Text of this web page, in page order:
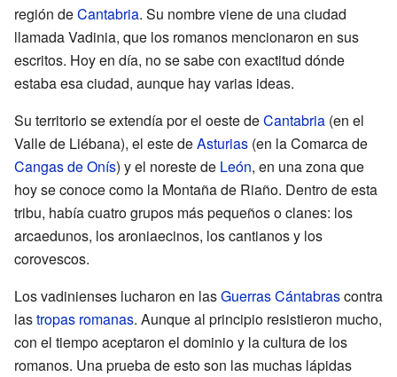
región deCantabria. Su nombre viene de una ciudad
llamada Vadinia, que los romanos mencionaron en sus
escritos. Hoy en día, no se sabe con exactitud dónde
estaba esa ciudad, aunque hay varias ideas.
Su territorio se extendía por el oeste deCantabria (en el
Valle de Liébana), el este deAsturias (en la Comarca de
Cangas de Onís) y el noreste de León, en una zona que
hoy se conoce como la Montaña de Riaño. Dentro de esta
tribu, había cuatro grupos más pequeños o clanes: los
arcaedunos, los aroniaecinos, los cantianos y los
corovescos.
Los vadinienses lucharon en lasGuerras Cántabrascontra
lastropas romanas. Aunque al principio resistieron mucho,
con el tiempo aceptaron el dominio y la cultura de los
romanos. Una prueba de esto son las muchas lápidas